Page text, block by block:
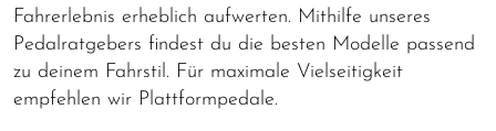
Fahrerlebnis erheblich aufwerten. Mithilfe unseres
Pedalratgebers findest du die besten Modelle passend
zu deinem Fahrstil. Für maximale Vielseitigkeit
empfehlen wir Plattformpedale.